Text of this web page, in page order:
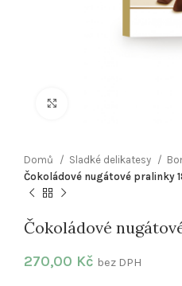
Domů Sladké delikatesy
Čokoládové nugátové pralinky
Čokoládové
270,00 Kč bez DPH